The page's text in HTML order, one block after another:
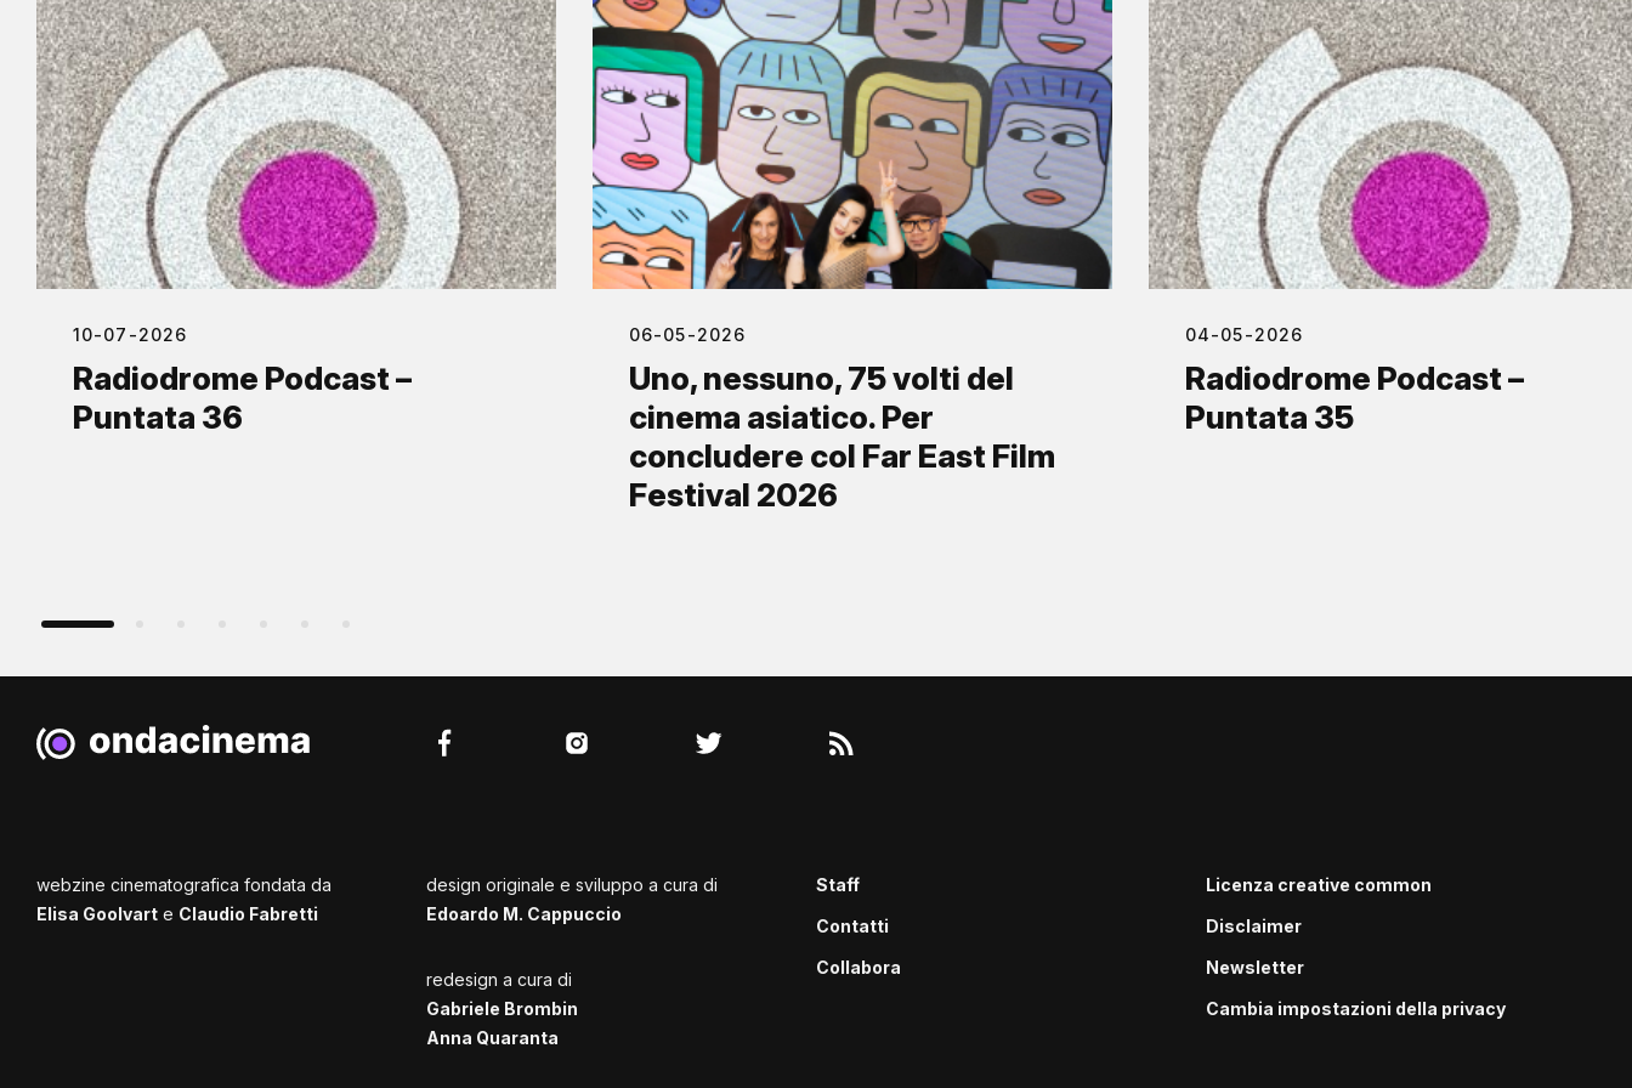
10-07-2026
Radiodrome Podcast –
Puntata 36
06-05-2026
Uno, nessuno, 75 volti del
cinema asiatico. Per
concludere col Far East Film
Festival 2026
04-05-2026
Radiodrome Podcast –
Puntata 35
webzine cinematografica fondata da
Elisa Goolvart e Claudio Fabretti
design originale e sviluppo a cura di
Edoardo M. Cappuccio
redesign a cura di
Gabriele Brombin
Anna Quaranta
Staff
Contatti
Collabora
Licenza creative common
Disclaimer
Newsletter
Cambia impostazioni della privacy